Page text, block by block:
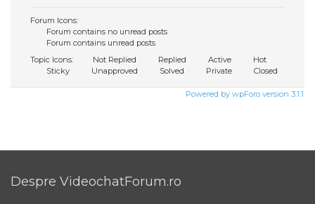
Forum Icons:
Forum contains no unread posts
Forum contains unread posts
Topic Icons:
Not Replied Replied Active
Hot
Sticky
Unapproved Solved Private Closed
Powered by wpForo version 3.1.1
Despre VideochatForum.ro